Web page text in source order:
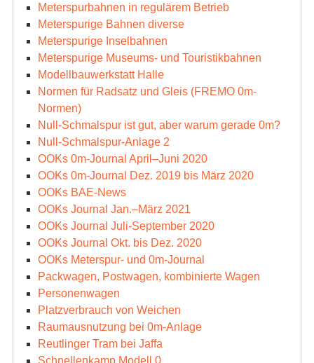
Meterspurbahnen in regulärem Betrieb
Meterspurige Bahnen diverse
Meterspurige Inselbahnen
Meterspurige Museums- und Touristikbahnen
Modellbauwerkstatt Halle
Normen für Radsatz und Gleis (FREMO 0m-
Normen)
Null-Schmalspur ist gut, aber warum gerade 0m?
Null-Schmalspur-Anlage 2
OOKs 0m-Journal April–Juni 2020
OOKs 0m-Journal Dez. 2019 bis März 2020
OOKs BAE-News
OOKs Journal Jan.–März 2021
OOKs Journal Juli-September 2020
OOKs Journal Okt. bis Dez. 2020
OOKs Meterspur- und 0m-Journal
Packwagen, Postwagen, kombinierte Wagen
Personenwagen
Platzverbrauch von Weichen
Raumausnutzung bei 0m-Anlage
Reutlinger Tram bei Jaffa
Schnellenkamp Modell 0